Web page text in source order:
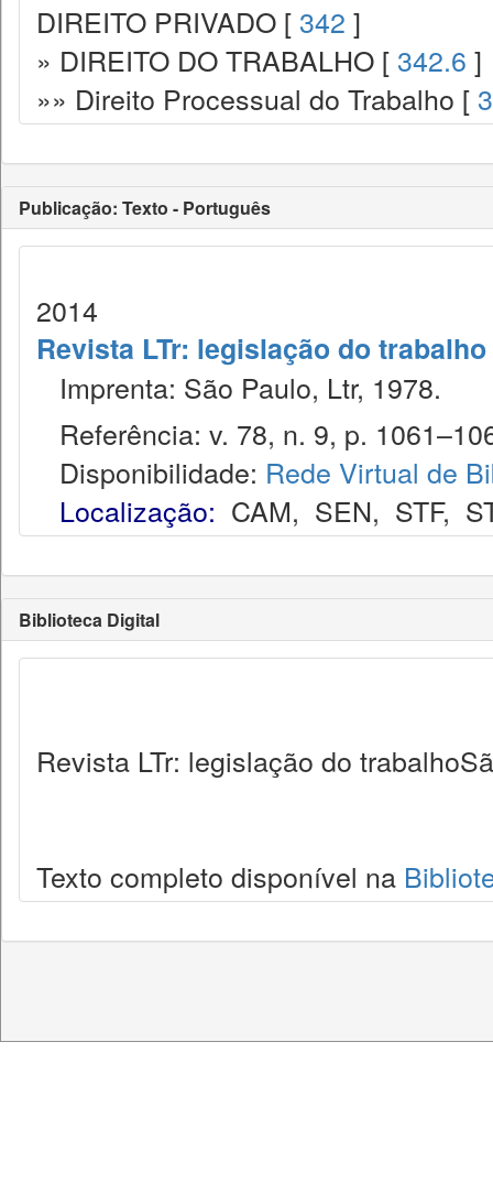
DIREITO PRIVADO [ 342 ]
» DIREITO DO TRABALHO [ 342.6 ]
»» Direito Processual do Trabalho [
Publicação: Texto - Português
2014
Revista LTr: legislação do trabalho
Imprenta: São Paulo, Ltr, 1978.
Referência: v. 78, n. 9, p.
Disponibilidade: Rede Virtual de
Localização: CAM, SEN, STF,
Biblioteca Digital
Revista LTr: legislação do
Texto completo disponível na